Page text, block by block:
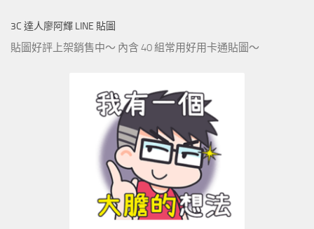
3C 達人廖阿輝 LINE 貼圖
貼圖好評上架銷售中～ 內含 40 組常用好用卡通貼圖～